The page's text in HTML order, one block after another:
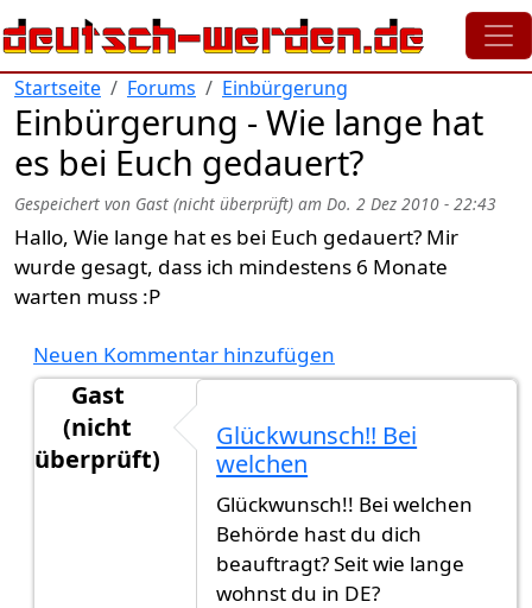
Direkt zum Inhalt
Startseite Forums Einbürgerung
Einbürgerung - Wie lange hat
es bei Euch gedauert?
Gespeichert von Gast (nicht überprüft) am Do. 2 Dez 2010 - 22:43
Hallo, Wie lange hat es bei Euch gedauert? Mir
wurde gesagt, dass ich mindestens 6 Monate
warten muss :P
Neuen Kommentar hinzufügen
Gast
(nicht
überprüft)
Einbürgerungsurkunde heute
Glückwunsch!! Bei
welchen
Glückwunsch!! Bei welchen
Behörde hast du dich
beauftragt? Seit wie lange
wohnst du in DE?